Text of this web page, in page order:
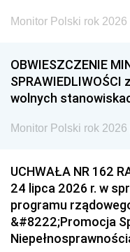
Monitor Polski rok 2026
OBWIESZCZENIE
wolnych
Monitor Polski rok 2026
UCHWAŁA NR 162
24 lipca 2026 r. w
programu
&#8222;Promocja